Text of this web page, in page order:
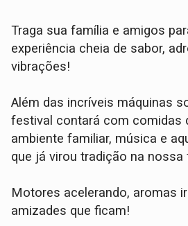
Traga sua família e amigos
experiência cheia de sabor,
vibrações!
Além das incríveis máquinas
festival contará com comidas
ambiente familiar, música e
que já virou tradição na nossa
Motores acelerando, aromas
amizades que ficam!